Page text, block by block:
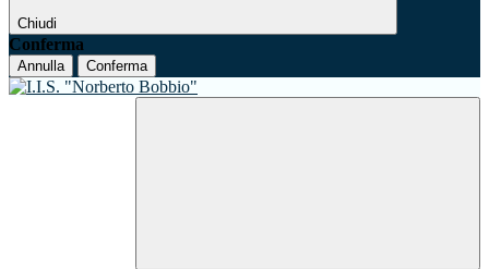
Chiudi
Conferma
Annulla Conferma